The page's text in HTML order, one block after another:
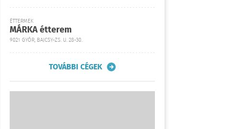
ÉTTERMEK
MÁRKA étterem
9021 GYŐR, BAJCSY-ZS. U. 28-30.
TOVÁBBI CÉGEK